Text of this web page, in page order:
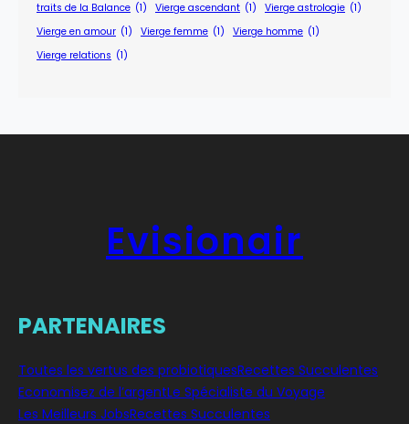
traits de la Balance (1) Vierge ascendant (1) Vierge astrologie (1)
Vierge en amour (1) Vierge femme (1) Vierge homme (1)
Vierge relations (1)
Evisionair
PARTENAIRES
Toutes les vertus des probiotiquesRecettes Succulentes
Economisez de l’argentLe Spécialiste du Voyage
Les Meilleurs JobsRecettes Succulentes